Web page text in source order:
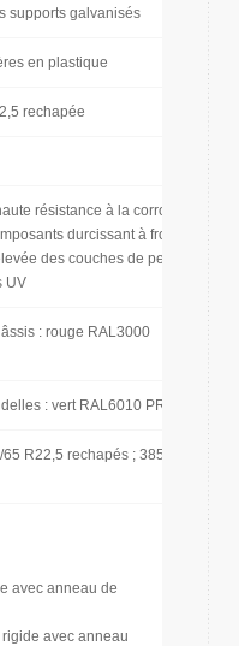
supports galvanisés
en plastique
rechapée
résistance à la corrosion à
durcissant à froid qui
des couches de peinture
UV
: rouge RAL3000
: vert RAL6010 PRONAR
R22,5 rechapés ; 385/65
avec anneau de
avec anneau